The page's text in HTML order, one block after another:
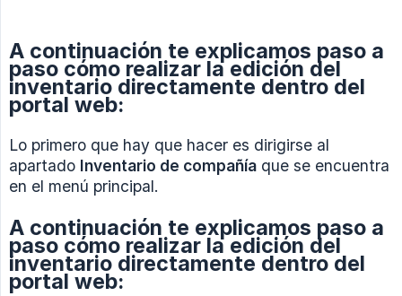
A continuación te explicamos paso a
paso cómo realizar la edición del
inventario directamente dentro del
portal web:
Lo primero que hay que hacer es dirigirse al
apartado Inventario de compañía que se encuentra
en el menú principal.
A continuación te explicamos paso a
paso cómo realizar la edición del
inventario directamente dentro del
portal web: